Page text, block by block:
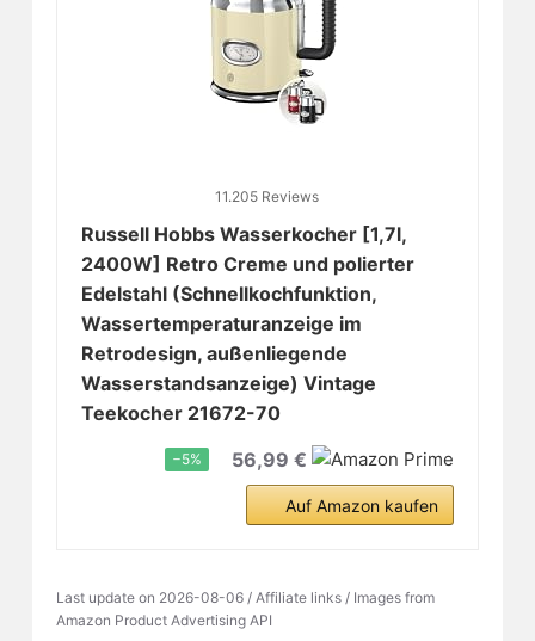
11.205 Reviews
Russell Hobbs Wasserkocher [1,7l,
2400W] Retro Creme und polierter
Edelstahl (Schnellkochfunktion,
Wassertemperaturanzeige im
Retrodesign, außenliegende
Wasserstandsanzeige) Vintage
Teekocher 21672-70
−5% 56,99 €
Auf Amazon kaufen
Last update on 2026-08-06 / Affiliate links / Images from
Amazon Product Advertising API